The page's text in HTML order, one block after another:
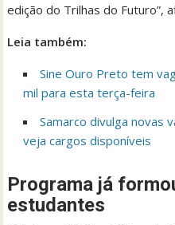
edição do Trilhas do Futuro”,
Leia também:
Sine Ouro Preto tem
mil para esta terça-feira
Samarco divulga novas
veja cargos disponíveis
Programa já
estudantes